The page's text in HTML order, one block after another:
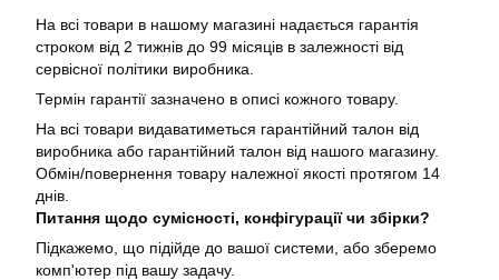
На всі товари в нашому магазині надається гарантія
строком від 2 тижнів до 99 місяців в залежності від
сервісної політики виробника.
Термін гарантії зазначено в описі кожного товару.
На всі товари видаватиметься гарантійний талон від
виробника або гарантійний талон від нашого магазину.
Обмін/повернення товару належної якості протягом 14
днів.
Питання щодо сумісності, конфігурації чи збірки?
Підкажемо, що підійде до вашої системи, або зберемо
комп'ютер під вашу задачу.